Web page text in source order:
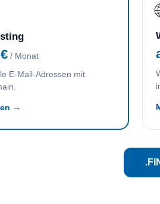
/ Monat
E-Mail-Adressen mit
→